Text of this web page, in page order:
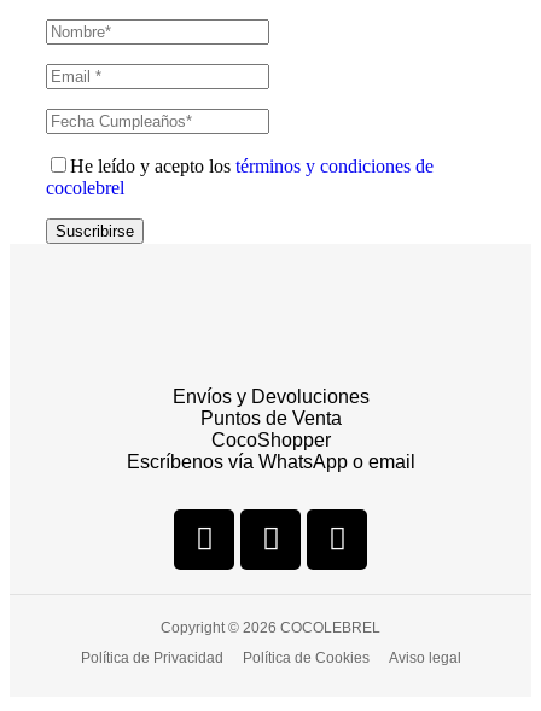
He leído y acepto los términos y condiciones de
cocolebrel
Suscribirse
Envíos y Devoluciones
Puntos de Venta
CocoShopper
Escríbenos vía WhatsApp o email
Copyright © 2026 COCOLEBREL
Política de Privacidad
Política de Cookies Aviso legal